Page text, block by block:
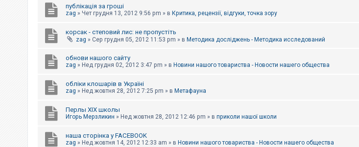
публікація за гроші
zag » Чет грудня 13, 2012 9:56 pm » в Критика, рецензії, відгуки, точка зору
корсак - степовий лис: не пропустіть
zag » Сер грудня 05, 2012 11:53 pm » в Методика досліджень - Методика исследований
обнови нашого сайту
zag » Нед грудня 02, 2012 3:47 pm » в Новини нашого товариства - Новости нашего общества
обліки клошарів в Україні
zag » Нед жовтня 28, 2012 7:25 pm » в Метафауна
Перлы ХІХ школы
Игорь Мерзликин » Нед жовтня 28, 2012 12:46 pm » в приколи нашої школи
наша сторінка у FACEBOOK
zag » Нед жовтня 14, 2012 12:33 am » в Новини нашого товариства - Новости нашего общества